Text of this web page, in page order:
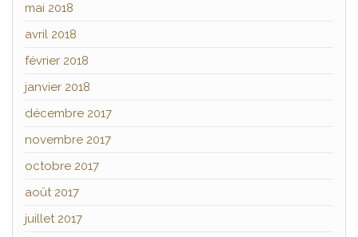
mai 2018
avril 2018
février 2018
janvier 2018
décembre 2017
novembre 2017
octobre 2017
août 2017
juillet 2017